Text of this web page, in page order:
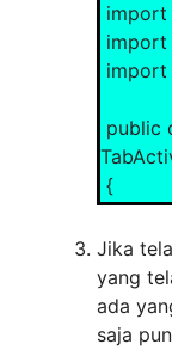
import
import
import
public
{
{
Jika
yang
ada
saja